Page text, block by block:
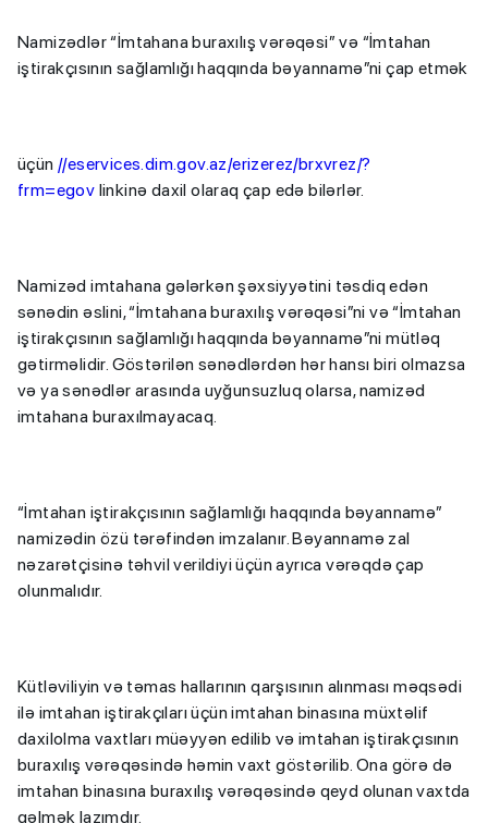
Namizədlər “İmtahana buraxılış vərəqəsi” və “İmtahan
iştirakçısının sağlamlığı haqqında bəyannamə”ni çap etmək
üçün //eservices.dim.gov.az/erizerez/brxvrez/?
frm=egov linkinə daxil olaraq çap edə bilərlər.
Namizəd imtahana gələrkən şəxsiyyətini təsdiq edən
sənədin əslini, “İmtahana buraxılış vərəqəsi”ni və “İmtahan
iştirakçısının sağlamlığı haqqında bəyannamə”ni mütləq
gətirməlidir. Göstərilən sənədlərdən hər hansı biri olmazsa
və ya sənədlər arasında uyğunsuzluq olarsa, namizəd
imtahana buraxılmayacaq.
“İmtahan iştirakçısının sağlamlığı haqqında bəyannamə”
namizədin özü tərəfindən imzalanır. Bəyannamə zal
nəzarətçisinə təhvil verildiyi üçün ayrıca vərəqdə çap
olunmalıdır.
Kütləviliyin və təmas hallarının qarşısının alınması məqsədi
ilə imtahan iştirakçıları üçün imtahan binasına müxtəlif
daxilolma vaxtları müəyyən edilib və imtahan iştirakçısının
buraxılış vərəqəsində həmin vaxt göstərilib. Ona görə də
imtahan binasına buraxılış vərəqəsində qeyd olunan vaxtda
gəlmək lazımdır.